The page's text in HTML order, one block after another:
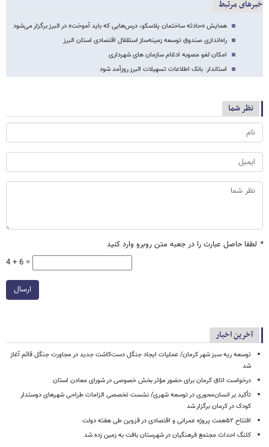
خبرهای مرتبط
همایش «حادثه ساختمان پلاسکو، درس‌هایی که باید آموخت» در البرز برگزار می‌شود
راه‌اندازی صندوق توسعه زمینه‌ساز استقلال اقتصادی استان البرز
امکان لغو مصوبه ادغام سازمان های شهرداری
استاندار: بانک اطلاعات تسهیلات البرز روزآمد شود
نظر شما
* لطفا حاصل عبارت را در جعبه متن روبرو وارد کنید
4 + 6 =
ارسال
آخرین اخبار
توسعه ریه سبز شهر کرمان/ عملیات ایجاد جنگل دست‌کاشت جدید در مجاورت جنگل قائم آغاز
شد
درخواست اتاق کرمان برای حضور مؤثر بخش خصوصی در شورای معادن استان
تأکید بر انسان‌محوری در توسعه شهری/ نشست تخصصی الزامات طراحی شهرهای دوستدار
کودک در کرمان برگزار شد
افتتاح ۵۲همت پروژه عمرانی و اقتصادی در قزوین طی هفته دولت
کلنگ احداث مجتمع فرهنگیان در شهرستان بافت به زمین زده شد